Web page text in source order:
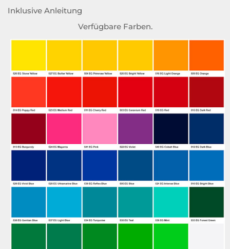
Inklusive Anleitung
Verfügbare Farben.